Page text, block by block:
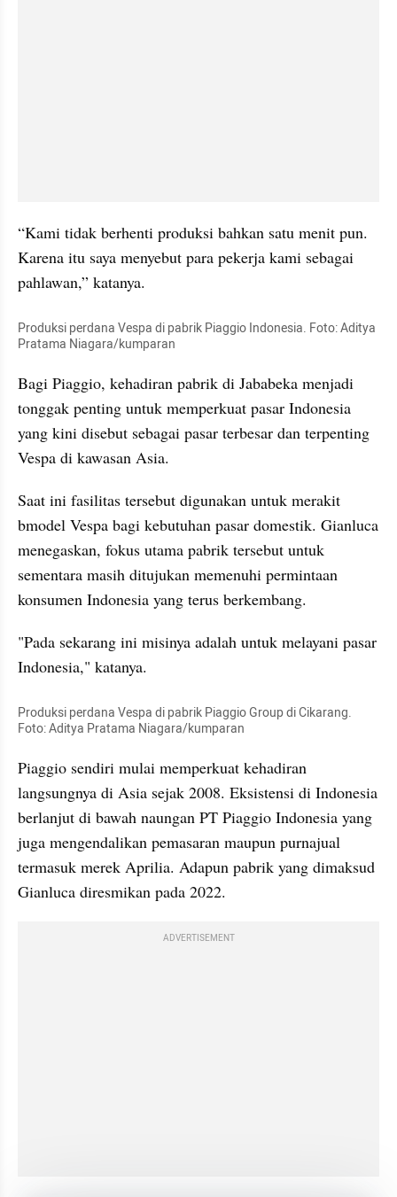
“Kami tidak berhenti produksi bahkan satu menit pun.
Karena itu saya menyebut para pekerja kami sebagai
pahlawan,” katanya.
Produksi perdana Vespa di pabrik Piaggio Indonesia. Foto: Aditya
Pratama Niagara/kumparan
Bagi Piaggio, kehadiran pabrik di Jababeka menjadi
tonggak penting untuk memperkuat pasar Indonesia
yang kini disebut sebagai pasar terbesar dan terpenting
Vespa di kawasan Asia.
Saat ini fasilitas tersebut digunakan untuk merakit
bmodel Vespa bagi kebutuhan pasar domestik. Gianluca
menegaskan, fokus utama pabrik tersebut untuk
sementara masih ditujukan memenuhi permintaan
konsumen Indonesia yang terus berkembang.
"Pada sekarang ini misinya adalah untuk melayani pasar
Indonesia," katanya.
Produksi perdana Vespa di pabrik Piaggio Group di Cikarang.
Foto: Aditya Pratama Niagara/kumparan
Piaggio sendiri mulai memperkuat kehadiran
langsungnya di Asia sejak 2008. Eksistensi di Indonesia
berlanjut di bawah naungan PT Piaggio Indonesia yang
juga mengendalikan pemasaran maupun purnajual
termasuk merek Aprilia. Adapun pabrik yang dimaksud
Gianluca diresmikan pada 2022.
ADVERTISEMENT